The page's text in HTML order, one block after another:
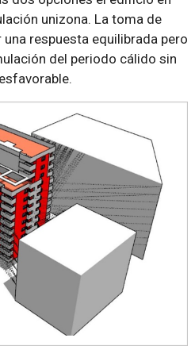
unizona. La toma de
respuesta equilibrada pero
del periodo cálido sin